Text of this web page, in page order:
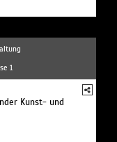
1
Kunst- und